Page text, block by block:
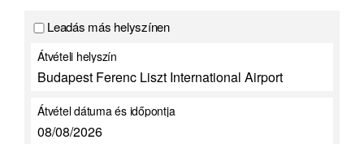
Leadás más helyszínen
Átvételi helyszín
Átvétel dátuma és időpontja